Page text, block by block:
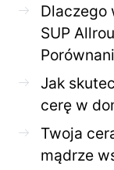
Dlaczego
SUP
Jak
cerę w
Twoja
mądrze